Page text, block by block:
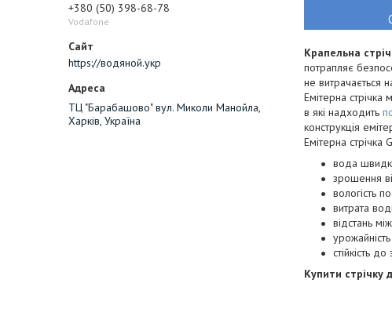
+380 (50) 398-68-78
Vodafone
https://водяной.укр
ТЦ "Барабашово" вул. Миколи Манойла,
Харків, Україна
Крапельна
потрапляє
не витрачається
Емітерна
в які надходить
конструкція
Емітерна
вода
зрошення
вологість
витрата
відстань
стійкість
Купити стрічку